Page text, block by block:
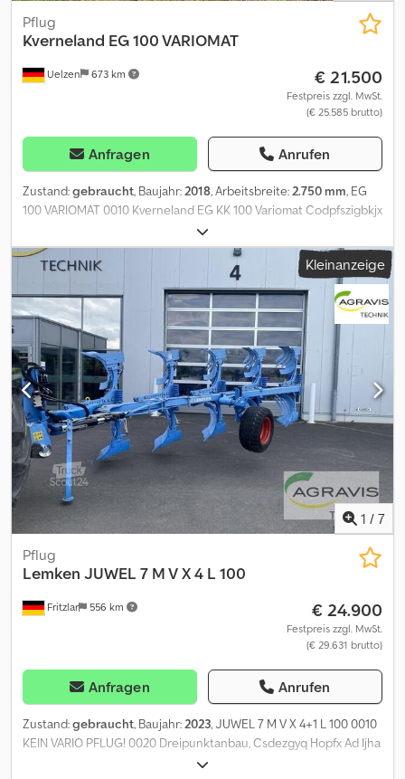
Uelzen 673 km
Pflug
Kverneland EG 100 VARIOMAT
€ 21.500
Festpreis zzgl. MwSt.
(€ 25.585 brutto)
Anfragen Anrufen
Zustand:gebraucht, Baujahr: 2018, Arbeitsbreite: 2.750 mm, EG
100 VARIOMAT 0010 Kverneland EG KK 100 Variomat Codpfszigbkjx
Ad Ieha 0020 Packomat 0030 Vollkörper 0040 Stützrad 0050
Variomat
Kleinanzeige
1 / 7
Fritzlar 556 km
Pflug
Lemken JUWEL 7 M V X 4 L 100
€ 24.900
Festpreis zzgl. MwSt.
(€ 29.631 brutto)
Anfragen Anrufen
Zustand:gebraucht, Baujahr:2023, JUWEL 7 M V X 4+1 L 100 0010
KEIN VARIO PFLUG! 0020 Dreipunktanbau, Csdezgyq Hopfx Ad Ijha
0030 hyd. Schwenkeinrichtung, 0040 mech. Steinsicherung